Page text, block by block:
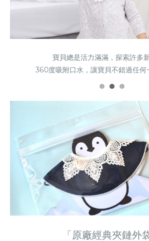
寶貝總是活力滿滿，探索許多
360度吸附口水，讓寶貝不錯過任何
寶貝總是活力滿滿，探索許多
360度吸附口水，讓寶貝不錯過任何
寶貝總是活力滿滿，探索許多
360度吸附口水，讓寶貝不錯過任何
「原廠經典夾鏈外